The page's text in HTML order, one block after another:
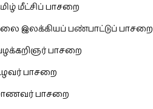
மீட்சிப் பாசறை
இலக்கியப் பண்பாட்டுப் பாசறை
பாசறை
பாசறை
பாசறை